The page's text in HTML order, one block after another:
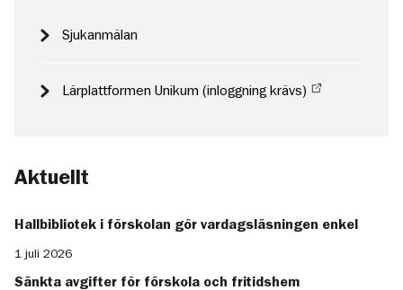
Sjukanmälan
Lärplattformen Unikum (inloggning krävs)
Aktuellt
Hallbibliotek i förskolan gör vardagsläsningen enkel
1 juli 2026
Sänkta avgifter för förskola och fritidshem